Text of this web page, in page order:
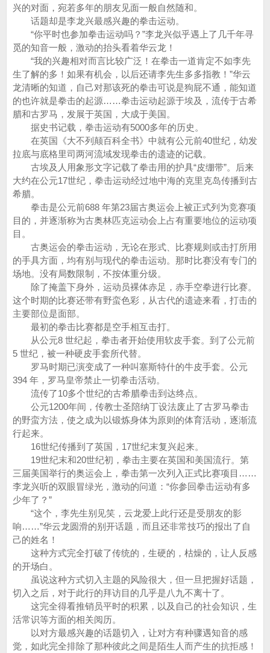
兴的对面，宛若多年的朋友见面一般自然随和。
话题却是李龙兴最感兴趣的拳击运动。
“你平时也参加拳击运动吗？”李龙兴似乎遇上了几千年寻
觅的知音一般，激动的抬头看着华云龙！
“我的兴趣相对而言比较广泛！在拳击一道肯定不如李先
生了解的多！如果有机会，以后还请李先生多多指教！”华云
龙清晰的知道，自己对那该死的拳击可说是狗屁不通，能知道
的也许就是拳击的起源……拳击运动起源于埃及，流传于古希
腊和古罗马，发展于英国，大成于美国。
据史书记载，拳击运动有5000多年的历史。
在英国《大不列颠百科全书》中就有公元前40世纪，幼发
拉底与底格里司两河流域发现拳击的遗迹的记载。
古埃及人用象形文字记载了拳击用的护具“皮绷带”。后来
大约在公元17世纪，拳击运动经过地中海的克里克岛传播到古
希腊。
拳击是公元前688 年第23届古奥运会上被正式列为竞赛项
目的，并逐渐称为古奥林匹克运动会上占有重要地位的运动项
目。
古奥运会的拳击运动，无论在形式、比赛规则或击打所用
的手具方面，均有别与现代的拳击运动。那时比赛没有专门的
场地。没有局数限制，不按体重分级。
除了掩盖下身外，运动员裸体赤足，赤手空拳进行比赛。
这个时期的比赛还带有野蛮色彩，从古代的遗迹来看，打击的
主要部位是面部。
最初的拳击比赛都是空手相互击打。
从公元8 世纪起，拳击者开始使用软皮手套。到了公元前
5 世纪，被一种硬皮手套所代替。
罗马时期已演变成了一种叫塞斯特什的牛皮手套。公元
394 年，罗马皇帝禁止一切拳击活动。
流传了10多个世纪的古希腊拳击到达终点。
公元1200年间，传教士圣陪纳丁设法废止了古罗马拳击
的野蛮方法，使之成为以锻炼身体为原则的体育活动，逐渐流
行起来。
16世纪传播到了英国，17世纪末复兴起来。
19世纪末和20世纪初，拳击主要在英国和美国流行。第
三届美国举行的奥运会上，拳击第一次列入正式比赛项目……
李龙兴听的双眼冒绿光，激动的问道：“你参回拳击运动有多
少年了？”
“这个，李先生别见笑，云龙爱上此行还是受朋友的影
响……”华云龙圆滑的别开话题，而且还非常技巧的报出了自
己的姓名！
这种方式完全打破了传统的，生硬的，枯燥的，让人反感
的开场白。
虽说这种方式切入主题的风险很大，但一旦把握好话题，
切入之后，对于此行的拜访目的几乎是八九不离十了。
这完全得看推销员平时的积累，以及自己的社会知识，生
活常识等方面的相关阅历。
以对方最感兴趣的话题切入，让对方有种骤遇知音的感
觉，如此完全排除了那种彼此之间是陌生人而产生的抗拒感！